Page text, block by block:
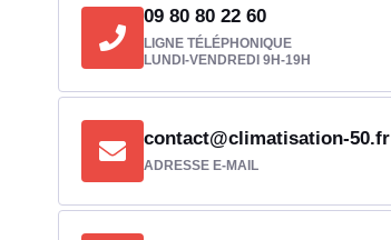
09 80 80 22 60
LIGNE TÉLÉPHONIQUE
LUNDI-VENDREDI 9H-19H
contact@climatisation-50.fr
ADRESSE E-MAIL